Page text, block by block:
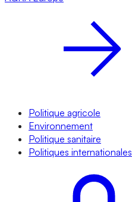
Politique agricole
Environnement
Politique sanitaire
Politiques internationales